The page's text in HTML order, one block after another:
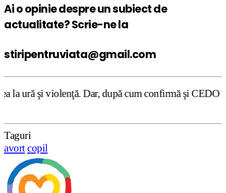
Ai o opinie despre un subiect de
actualitate? Scrie-ne la
stiripentruviata@gmail.com
Dar, după cum confirmă şi CEDO în cazul
Taguri
avortcopil